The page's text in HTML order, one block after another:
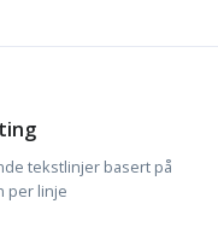
tekstlinjer basert på
per linje